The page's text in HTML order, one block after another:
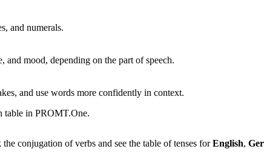
and numerals.
and mood, depending on the part of speech.
and use words more confidently in context.
table in PROMT.One.
conjugation of verbs and see the table of tenses forEnglish,